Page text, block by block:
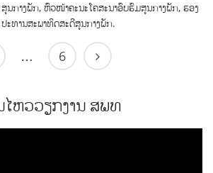
ສູນກາງພັກ, ຫົວໜ້າຄະນະໂຄສະນາອົບຮົມສູນກາງພັກ, ຮອງ
ປະທານສະພາທິດສະດີສູນກາງພັກ.
… 6
ໄຫວວຽກງານ ສພທ